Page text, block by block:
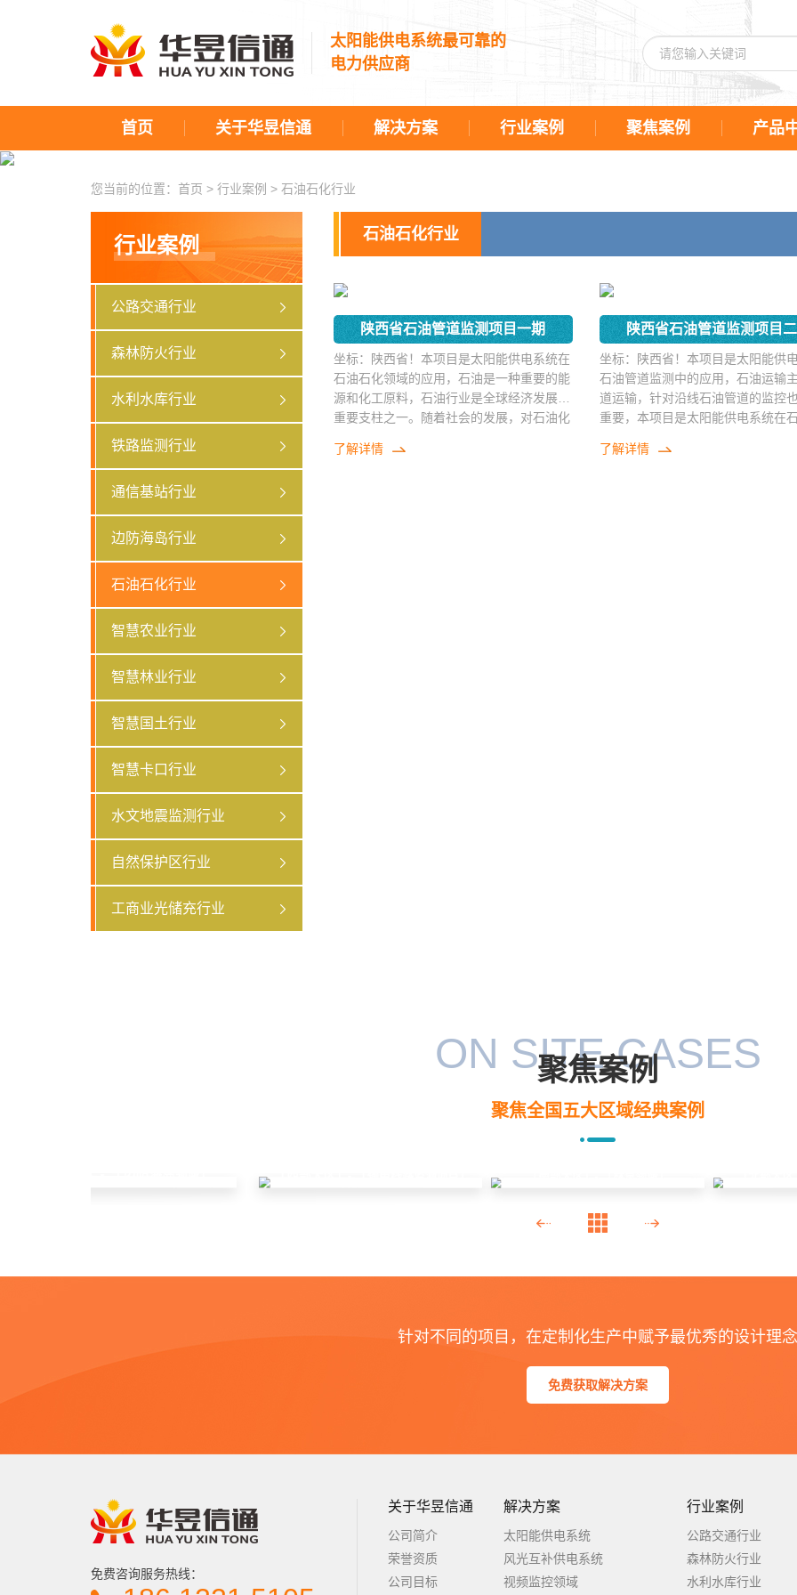
太阳能供电系统最可靠的
电力供应商
首页 关于华昱信通 解决方案 行业案例 聚焦案例 产品
您当前的位置： 首页 > 行业案例 > 石油石化行业
行业案例
公路交通行业
森林防火行业
水利水库行业
铁路监测行业
通信基站行业
边防海岛行业
石油石化行业
智慧农业行业
智慧林业行业
智慧国土行业
智慧卡口行业
水文地震监测行业
自然保护区行业
工商业光储充行业
石油石化行业
陕西省石油管道监测项目一期
坐标：陕西省！本项目是太阳能供电系统在
石油石化领域的应用，石油是一种重要的能
源和化工原料，石油行业是全球经济发展的
重要支柱之一。随着社会的发展，对石油化
管道运输，针对沿线石油管道的监控也越来
了解详情
陕西省石油管道监测项目
坐标：陕西省！本项目是太阳能供
石油管道监测中的应用，石油运输
道运输，针对沿线石油管道的监控也
重要，本项目是太阳能供电系统在
都是安装在野外，管道距离较长，无
了解详情
ON SITE CASES
聚焦案例
聚焦全国五大区域经典案例
针对不同的项目，在定制化生产中赋予最优秀的设计理念
免费获取解决方案
免费咨询服务热线：
关于华昱信通
公司简介
荣誉资质
公司目标
解决方案
太阳能供电系统
风光互补供电系统
视频监控领域
行业案例
公路交通行业
森林防火行业
水利水库行业